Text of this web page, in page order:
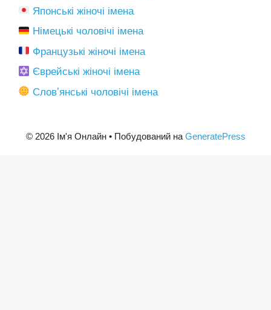
Японські жіночі імена
Німецькі чоловічі імена
Французькі жіночі імена
Єврейські жіночі імена
Словʼянські чоловічі імена
© 2026 Ім'я Онлайн• Побудований на GeneratePress